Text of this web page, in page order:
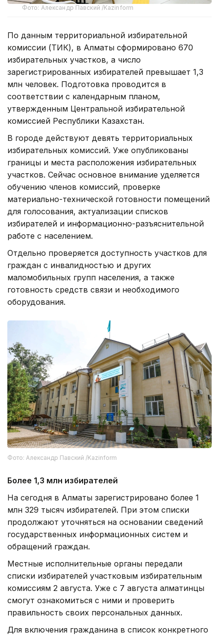
Фото: Александр Павский /Kazinform
По данным территориальной избирательной
комиссии (ТИК), в Алматы сформировано 670
избирательных участков, а число
зарегистрированных избирателей превышает 1,3
млн человек. Подготовка проводится в
соответствии с календарным планом,
утвержденным Центральной избирательной
комиссией Республики Казахстан.
В городе действуют девять территориальных
избирательных комиссий. Уже опубликованы
границы и места расположения избирательных
участков. Сейчас основное внимание уделяется
обучению членов комиссий, проверке
материально-технической готовности помещений
для голосования, актуализации списков
избирателей и информационно-разъяснительной
работе с населением.
Отдельно проверяется доступность участков для
граждан с инвалидностью и других
маломобильных групп населения, а также
готовность средств связи и необходимого
оборудования.
Фото: Александр Павский /Kazinform
Более 1,3 млн избирателей
На сегодня в Алматы зарегистрировано более 1
млн 329 тысяч избирателей. При этом списки
продолжают уточняться на основании сведений
государственных информационных систем и
обращений граждан.
Местные исполнительные органы передали
списки избирателей участковым избирательным
комиссиям 2 августа. Уже с 7 августа алматинцы
смогут ознакомиться с ними и проверить
правильность своих персональных данных.
Для включения гражданина в список конкретного